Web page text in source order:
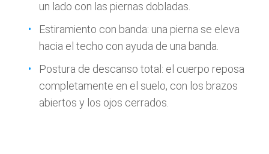
un lado con las piernas dobladas.
Estiramiento con banda: una pierna se eleva
hacia el techo con ayuda de una banda.
Postura de descanso total: el cuerpo reposa
completamente en el suelo, con los brazos
abiertos y los ojos cerrados.